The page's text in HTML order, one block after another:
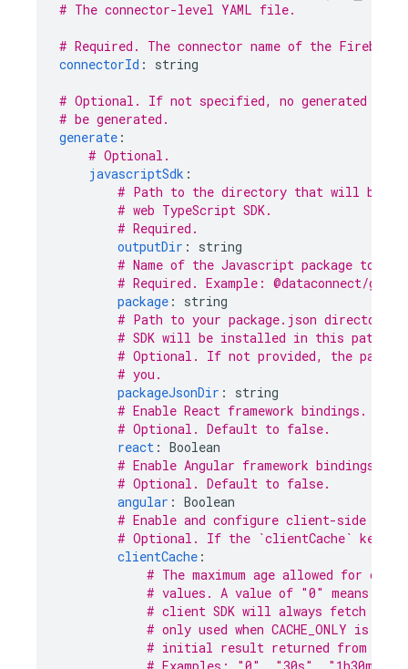
# The connector-level YAML file.
# Required. The connector name of the Firebase
connectorId : string
# Optional. If not specified, no generated
# be generated.
generate :
# Optional.
javascriptSdk :
# Path to the directory that will be
# web TypeScript SDK.
# Required.
outputDir :
string
# Name of the Javascript package to be
# Required. Example: @dataconnect/
package :
string
# Path to your package.json directory.
# SDK will be installed in this path.
# Optional. If not provided, the
# you.
packageJsonDir :
string
# Enable React framework bindings.
# Optional. Default to false.
react : Boolean
# Enable Angular framework bindings.
# Optional. Default to false.
angular : Boolean
# Enable and configure client-side
# Optional. If the `clientCache` key
clientCache :
# The maximum age allowed for
# values. A value of "0" means that
# client SDK will always fetch
# only used when CACHE_ONLY is
# initial result returned from